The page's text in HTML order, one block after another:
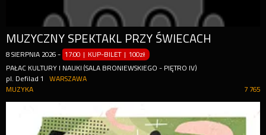
MUZYCZNY SPEKTAKL PRZY ŚWIECACH
8 SIERPNIA 2026 - 17:00 | KUP-BILET |100zł
PAŁAC KULTURY I NAUKI (SALA BRONIEWSKIEGO - PIĘTRO IV)
pl. Defilad 1
WARSZAWA
7 765
MUZYKA